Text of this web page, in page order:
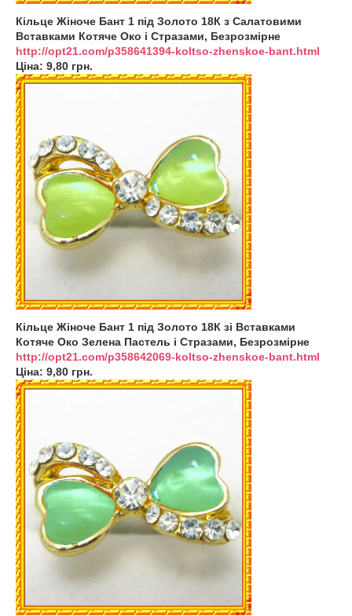
Кільце Жіноче Бант 1 під Золото 18К з Салатовими
Вставками Котяче Око і Стразами, Безрозмірне
http://opt21.com/p358641394-koltso-zhenskoe-bant.html
Ціна: 9,80 грн.
Кільце Жіноче Бант 1 під Золото 18К зі Вставками
Котяче Око Зелена Пастель і Стразами, Безрозмірне
http://opt21.com/p358642069-koltso-zhenskoe-bant.html
Ціна: 9,80 грн.